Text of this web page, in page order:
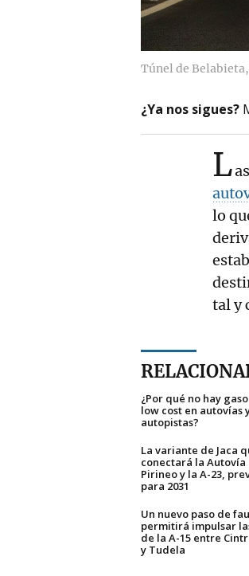
Túnel de
¿Ya nos sigues?
L
lo
tal y
¿Por qué no hay
low cost en autovías
autopistas?
La variante de Jaca
conectará la Autovía
Pirineo y la A-23,
para 2031
Un nuevo paso de
permitirá impulsar
de la A-15 entre
y Tudela